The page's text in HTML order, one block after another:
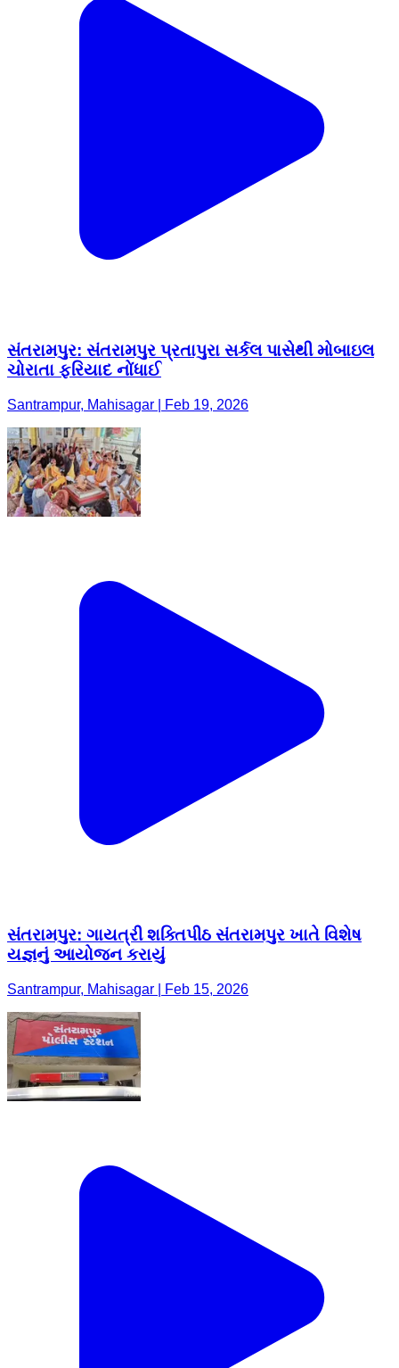
સંતરામપુર: સંતરામપુર પ્રતાપુરા સર્કલ પાસેથી મોબાઇલ
ચોરાતા ફરિયાદ નોંધાઈ
Santrampur, Mahisagar | Feb 19, 2026
સંતરામપુર: ગાયત્રી શક્તિપીઠ સંતરામપુર ખાતે વિશેષ
યજ્ઞનું આયોજન કરાયું
Santrampur, Mahisagar | Feb 15, 2026